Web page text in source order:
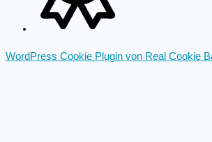
WordPress Cookie Plugin von Real Cookie